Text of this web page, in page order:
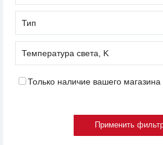
Тип
Температура света, K
Только наличие вашего магазина